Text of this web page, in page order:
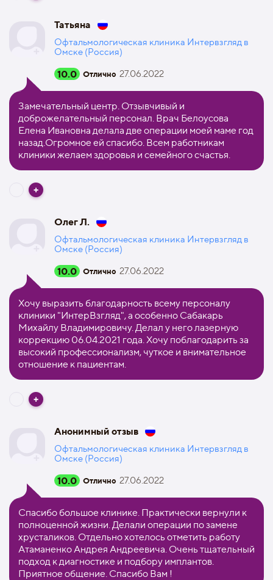
Татьяна
Офтальмологическая клиника Интервзгляд в
Омске (Россия)
10.0 Отлично 27.06.2022
Замечательный центр. Отзывчивый и
доброжелательный персонал. Врач Белоусова
Елена Ивановна делала две операции моей маме год
назад.Огромное ей спасибо. Всем работникам
клиники желаем здоровья и семейного счастья.
Олег Л.
Офтальмологическая клиника Интервзгляд в
Омске (Россия)
10.0 Отлично 27.06.2022
Хочу выразить благодарность всему персоналу
клиники "ИнтерВзгляд", а особенно Сабакарь
Михайлу Владимировичу. Делал у него лазерную
коррекцию 06.04.2021 года. Хочу поблагодарить за
высокий профессионализм, чуткое и внимательное
отношение к пациентам.
Анонимный отзыв
Офтальмологическая клиника Интервзгляд в
Омске (Россия)
10.0 Отлично 27.06.2022
Спасибо большое клинике. Практически вернули к
полноценной жизни. Делали операции по замене
хрусталиков. Отдельно хотелось отметить работу
Атаманенко Андрея Андреевича. Очень тщательный
подход к диагностике и подбору имплантов.
Приятное общение. Спасибо Вам !